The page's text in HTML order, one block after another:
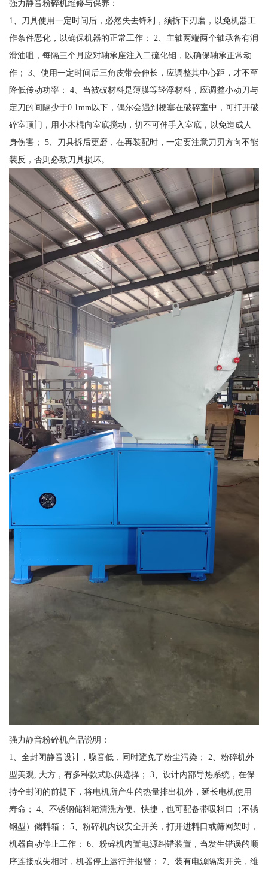
强力静音粉碎机维修与保养：
1、刀具使用一定时间后，必然失去锋利，须拆下刃磨，以免机器工
作条件恶化，以确保机器的正常工作； 2、主轴两端两个轴承备有润
滑油咀，每隔三个月应对轴承座注入二硫化钼，以确保轴承正常动
作； 3、使用一定时间后三角皮带会伸长，应调整其中心距，才不至
降低传动功率； 4、当被破材料是薄膜等轻浮材料，应调整小动刀与
定刀的间隔少于0.1mm以下，偶尔会遇到梗塞在破碎室中，可打开破
碎室顶门，用小木棍向室底搅动，切不可伸手入室底，以免造成人
身伤害； 5、刀具拆后更磨，在再装配时，一定要注意刀刃方向不能
装反，否则必致刀具损坏。
强力静音粉碎机产品说明：
1、全封闭静音设计，噪音低，同时避免了粉尘污染； 2、粉碎机外
型美观, 大方，有多种款式以供选择； 3、设计内部导热系统，在保
持全封闭的前提下，将电机所产生的热量排出机外，延长电机使用
寿命； 4、不锈钢储料箱清洗方便、快捷，也可配备带吸料口（不锈
钢型）储料箱； 5、粉碎机内设安全开关，打开进料口或筛网架时，
机器自动停止工作； 6、粉碎机内置电源纠错装置，当发生错误的顺
序连接或失相时，机器停止运行并报警； 7、装有电源隔离开关，维